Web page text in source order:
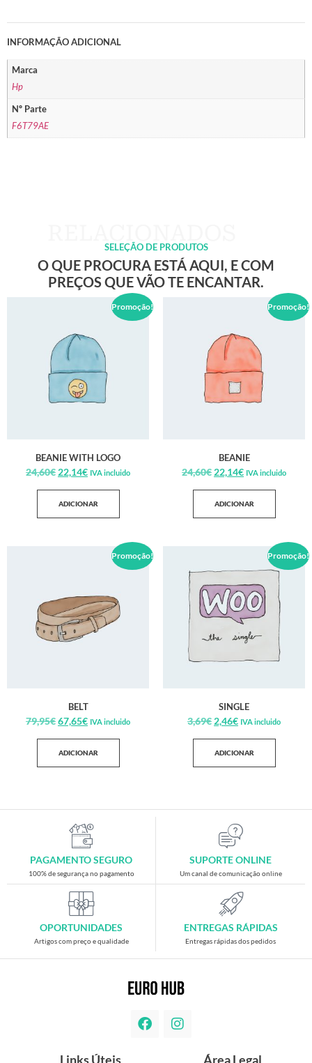
INFORMAÇÃO ADICIONAL
Marca
Hp
Nº Parte
F6T79AE
SELEÇÃO DE PRODUTOS
O QUE PROCURA ESTÁ AQUI, E COM
PREÇOS QUE VÃO TE ENCANTAR.
Promoção!
BEANIE WITH LOGO
24,60€ 22,14€ IVA incluido
ADICIONAR
Promoção!
BEANIE
24,60€ 22,14€ IVA incluido
ADICIONAR
Promoção!
BELT
79,95€67,65€ IVA incluido
ADICIONAR
Promoção!
SINGLE
3,69€ 2,46€ IVA incluido
ADICIONAR
PAGAMENTO SEGURO
100% de segurança no pagamento
SUPORTE ONLINE
Um canal de comunicação online
OPORTUNIDADES
Artigos com preço e qualidade
ENTREGAS RÁPIDAS
Entregas rápidas dos pedidos
Links Úteis Área Legal